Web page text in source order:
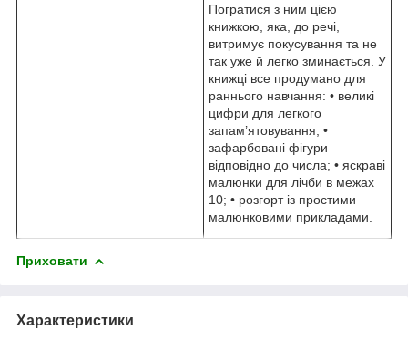
Погратися з ним цією
книжкою, яка, до речі,
витримує покусування та не
так уже й легко зминається. У
книжці все продумано для
раннього навчання: • великі
цифри для легкого
запам’ятовування; •
зафарбовані фігури
відповідно до числа; • яскраві
малюнки для лічби в межах
10; • розгорт із простими
малюнковими прикладами.
Приховати
Характеристики